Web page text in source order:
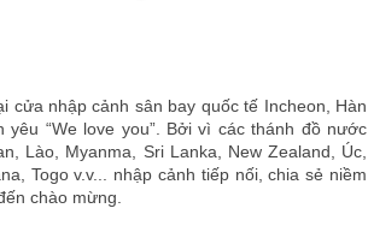
cửa nhập cảnh sân bay quốc tế Incheon, Hàn
“We love you”. Bởi vì các thánh đồ nước
Lào, Myanma, Sri Lanka, New Zealand, Úc,
Togo v.v... nhập cảnh tiếp nối, chia sẻ niềm
chào mừng.